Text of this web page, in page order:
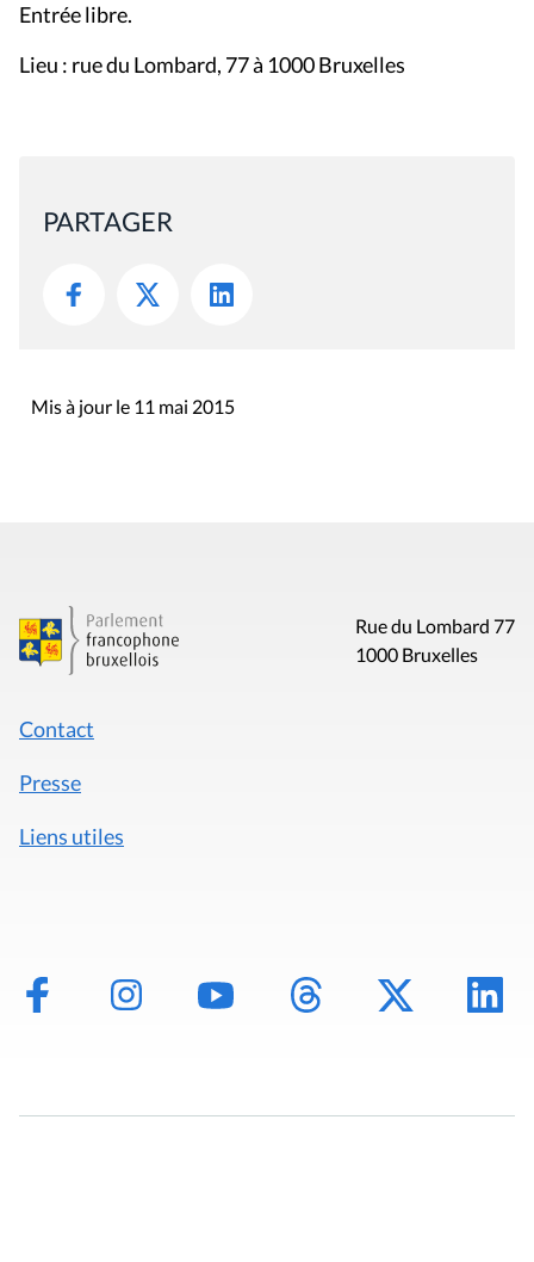
Entrée libre.
Lieu : rue du Lombard, 77 à 1000 Bruxelles
PARTAGER
Mis à jour le 11 mai 2015
Rue du Lombard 77
1000 Bruxelles
Contact
Presse
Liens utiles